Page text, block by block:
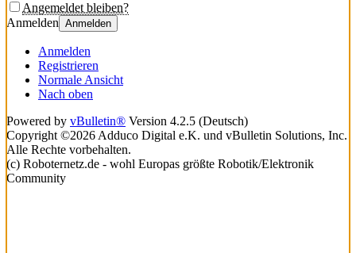
Angemeldet bleiben?
Anmelden Anmelden
Anmelden
Registrieren
Normale Ansicht
Nach oben
Powered by vBulletin® Version 4.2.5 (Deutsch)
Copyright ©2026 Adduco Digital e.K. und vBulletin Solutions, Inc.
Alle Rechte vorbehalten.
(c) Roboternetz.de - wohl Europas größte Robotik/Elektronik
Community